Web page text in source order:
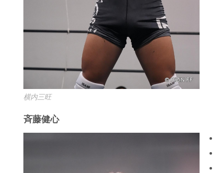
横内三旺
⻫藤健心